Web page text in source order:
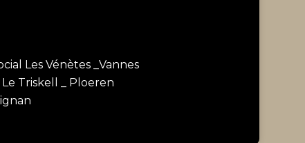
Les Vénètes _Vannes
Le Triskell _ Ploeren